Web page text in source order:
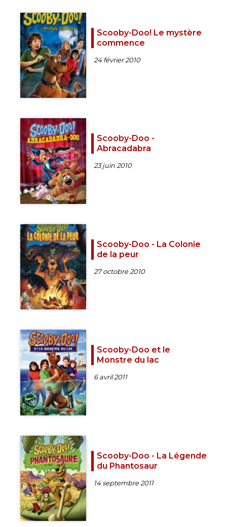
Scooby-Doo! Le mystère
commence
24 février 2010
Scooby-Doo -
Abracadabra
23 juin 2010
Scooby-Doo - La Colonie
de la peur
27 octobre 2010
Scooby-Doo et le
Monstre du lac
6 avril 2011
Scooby-Doo - La Légende
du Phantosaur
14 septembre 2011